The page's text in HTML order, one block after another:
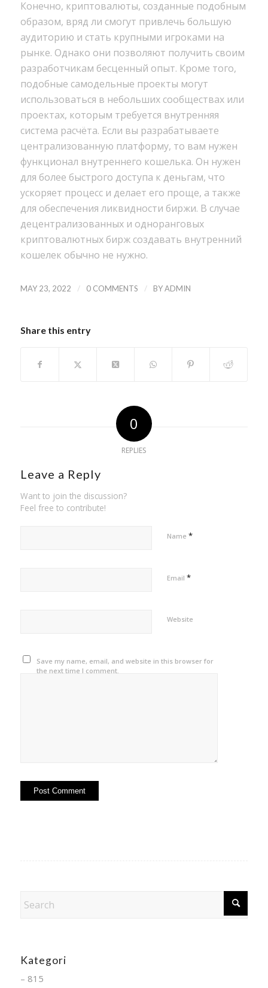
Конечно, криптовалюты, созданные подобным
образом, вряд ли смогут привлечь большую
аудиторию и стать крупными игроками на
рынке. Однако они позволяют получить своим
разработчикам бесценный опыт. Кроме того,
подобные самодельные проекты могут
использоваться в небольших сообществах или
проектах, которым требуется внутренняя
система расчёта. Если вы разрабатываете
централизованную платформу, то вам нужен
функционал внутреннего кошелька. Он нужен
для более быстрого доступа к деньгам, что
ускоряет процесс и делает его проще, а также
для обеспечения ликвидности биржи. В случае
децентрализованных и одноранговых
криптовалютных бирж создавать внутренний
кошелек обычно не нужно.
MAY 23, 2022 / 0 COMMENTS / BYADMIN
Share this entry
0
REPLIES
Leave a Reply
Want to join the discussion?
Feel free to contribute!
Name *
Email *
Website
Save my name, email, and website in this browser for
the next time I comment.
Kategori
– 815